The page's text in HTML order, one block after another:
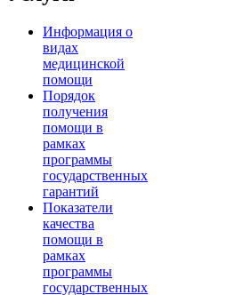
Информация о
видах
медицинской
помощи
Порядок
получения
помощи в
рамках
программы
государственных
гарантий
Показатели
качества
помощи в
рамках
программы
государственных